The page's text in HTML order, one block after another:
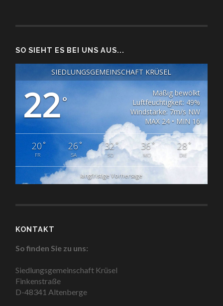
SO SIEHT ES BEI UNS AUS...
SIEDLUNGSGEMEINSCHAFT KRÜSEL
22°
Mäßig bewölkt
Luftfeuchtigkeit: 49%
Windstärke: 7m/s NW
MAX 24 • MIN 16
20°
FR
26°
SA
32°
SO
36°
MO
28°
DIE
langfristige Vorhersage
KONTAKT
So finden Sie zu uns:
Siedlungsgemeinschaft Krüsel
Finkenstraße
D-48341 Altenberge